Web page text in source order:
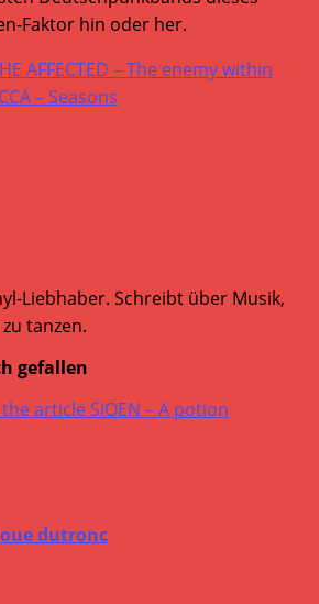
Faktor hin oder her.
AFFECTED – The enemy within
– Seasons
Liebhaber. Schreibt über Musik,
tanzen.
gefallen
dutronc